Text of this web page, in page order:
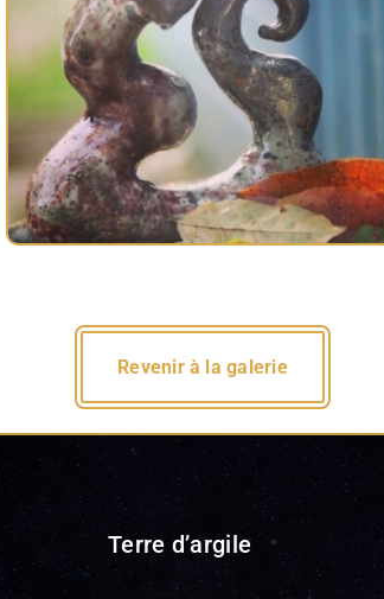
Revenir à la galerie
Terre d’argile